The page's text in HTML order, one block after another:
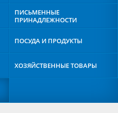
ПИСЬМЕННЫЕ
ПРИНАДЛЕЖНОСТИ
ПОСУДА И ПРОДУКТЫ
ХОЗЯЙСТВЕННЫЕТОВАРЫ